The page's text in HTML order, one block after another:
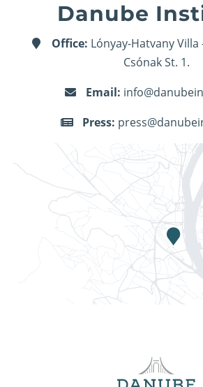
Danube
Office: Lónyay-Hatvany Villa
Csónak St. 1.
Email:
Press: